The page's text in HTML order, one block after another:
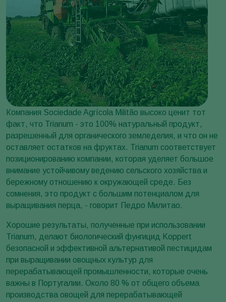
Компания Sociedade Agrícola Militão высоко ценит тот
факт, что Trianum - это 100% натуральный продукт,
разрешенный для органического земледелия, и что он не
оставляет остатков на фруктах. Trianum соответствует
позиционированию компании, которая уделяет большое
внимание устойчивому ведению сельского хозяйства и
бережному отношению к окружающей среде. Без
сомнения, это продукт с большим потенциалом для
выращивания перца, - говорит Педро Милитао.
Хорошие результаты, полученные при использовании
Trianum, делают биологический фунгицид Koppert
безопасной и эффективной альтернативой пестицидам
при выращивании овощных культур для
перерабатывающей промышленности, которые очень
важны в Португалии. Около 80 % от общего объема
производства овощей для перерабатывающей